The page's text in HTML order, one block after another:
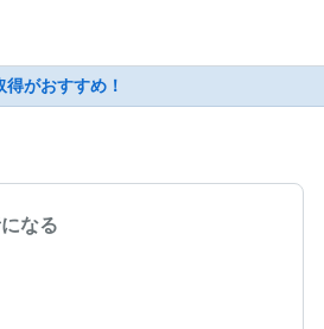
がおすすめ！
なる